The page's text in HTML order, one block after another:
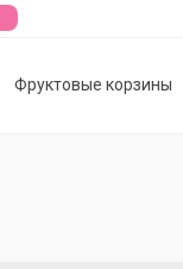
Фруктовые корзины